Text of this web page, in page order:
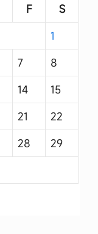
F
S
1
7
8
14
15
21
22
28
29